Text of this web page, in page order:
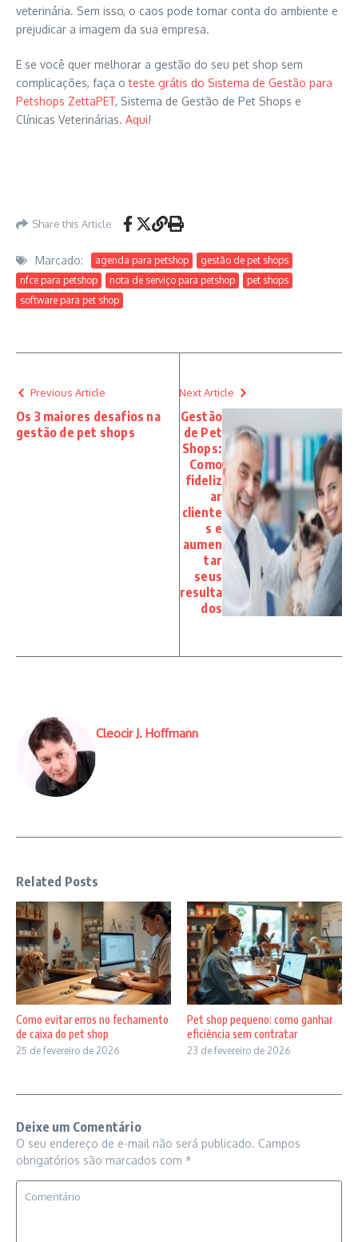
veterinária. Sem isso, o caos pode tomar conta do ambiente e
prejudicar a imagem da sua empresa.
E se você quer melhorar a gestão do seu pet shop sem
complicações, faça oteste grátis do Sistema de Gestão para
Petshops ZettaPET, Sistema de Gestão de Pet Shops e
Clínicas Veterinárias. Aqui!
Share this Article
Marcado: agenda para petshop
gestão de pet shops
nfce para petshop
nota de serviço para petshop
pet shops
software para pet shop
Previous Article
Os 3 maiores desafios na
gestão de pet shops
Next Article
Gestão
de Pet
Shops:
Como
fideliz
ar
cliente
s e
aumen
tar
seus
resulta
dos
Cleocir J. Hoffmann
Related Posts
Como evitar erros no fechamento
de caixa do pet shop
25 de fevereiro de 2026
Pet shop pequeno: como ganhar
eficiência sem contratar
23 de fevereiro de 2026
Deixe um Comentário
O seu endereço de e-mail não será publicado. Campos
obrigatórios são marcados com *